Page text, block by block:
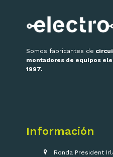
Somos fabricantes de
montadores de equipos
1997.
Información
Ronda President